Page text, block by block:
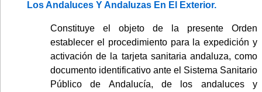
Los Andaluces Y Andaluzas En El Exterior.
Constituye el objeto de la presente Orden
establecer el procedimiento para la expedición y
activación de la tarjeta sanitaria andaluza, como
documento identificativo ante el Sistema Sanitario
Público de Andalucía, de los andaluces y